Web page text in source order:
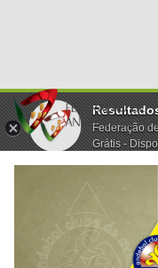
Federação
Grátis -